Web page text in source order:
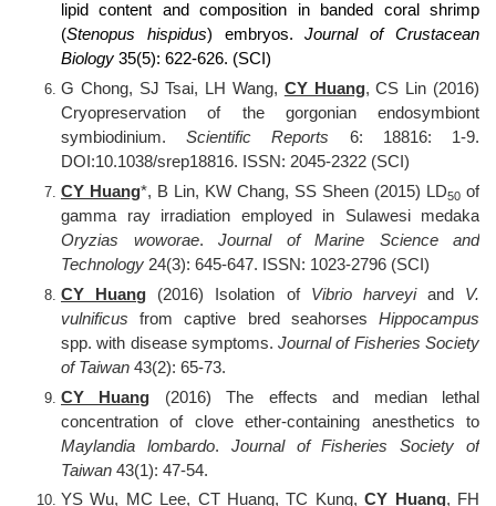
lipid content and composition in banded coral shrimp
(Stenopus hispidus) embryos.Journal of Crustacean
Biology 35(5): 622-626. (SCI)
G Chong, SJ Tsai, LH Wang, CY Huang, CS Lin (2016)
Cryopreservation of the gorgonian endosymbiont
symbiodinium.Scientific Reports 6: 18816: 1-9.
DOI:10.1038/srep18816. ISSN: 2045-2322 (SCI)
CY Huang*, B Lin, KW Chang, SS Sheen (2015) LD50 of
gamma ray irradiation employed in Sulawesi medaka
Oryzias woworae. Journal of Marine Science and
Technology 24(3): 645-647. ISSN: 1023-2796 (SCI)
CY Huang (2016) Isolation of Vibrio harveyi and V.
vulnificus from captive bred seahorses Hippocampus
spp. with disease symptoms.Journal of Fisheries Society
of Taiwan 43(2): 65-73.
CY Huang (2016) The effects and median lethal
concentration of clove ether-containing anesthetics to
Maylandia lombardo. Journal of Fisheries Society of
Taiwan 43(1): 47-54.
YS Wu, MC Lee, CT Huang, TC Kung,CY Huang, FH